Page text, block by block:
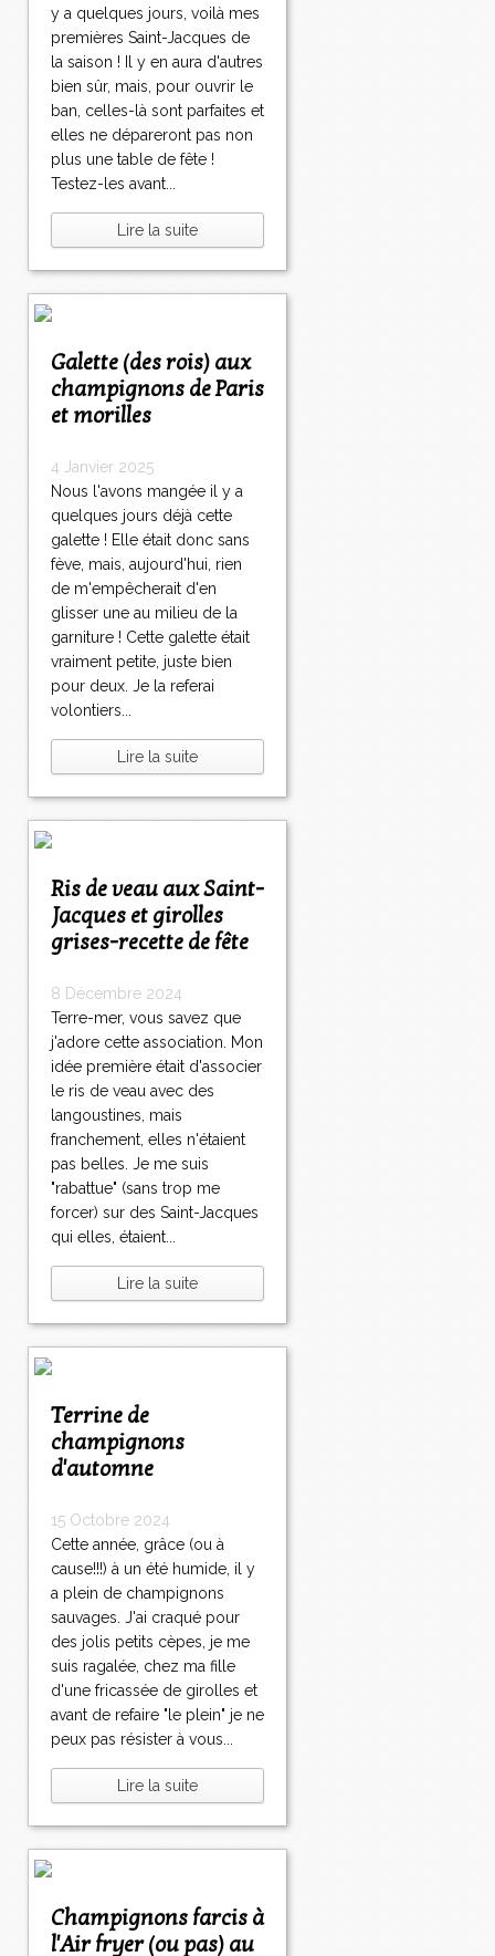
y a quelques jours, voilà mes
premières Saint-Jacques de
la saison ! Il y en aura d'autres
bien sûr, mais, pour ouvrir le
ban, celles-là sont parfaites et
elles ne dépareront pas non
plus une table de fête !
Testez-les avant...
Lire la suite
Galette (des rois) aux
champignons de Paris
et morilles
4 Janvier 2025
Nous l'avons mangée il y a
quelques jours déjà cette
galette ! Elle était donc sans
fève, mais, aujourd'hui, rien
de m'empêcherait d'en
glisser une au milieu de la
garniture ! Cette galette était
vraiment petite, juste bien
pour deux. Je la referai
volontiers...
Lire la suite
Ris de veau aux Saint-
Jacques et girolles
grises-recette de fête
8 Décembre 2024
Terre-mer, vous savez que
j'adore cette association. Mon
idée première était d'associer
le ris de veau avec des
langoustines, mais
franchement, elles n'étaient
pas belles. Je me suis
"rabattue" (sans trop me
forcer) sur des Saint-Jacques
qui elles, étaient...
Lire la suite
Terrine de
champignons
d'automne
15 Octobre 2024
Cette année, grâce (ou à
cause!!!) à un été humide, il y
a plein de champignons
sauvages. J'ai craqué pour
des jolis petits cèpes, je me
suis ragalée, chez ma fille
d'une fricassée de girolles et
avant de refaire "le plein" je ne
peux pas résister à vous...
Lire la suite
Champignons farcis à
l'Air fryer (ou pas) au